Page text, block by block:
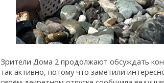
Зрители Дома 2 продолжают обсуждать
так активно, потому что заметили